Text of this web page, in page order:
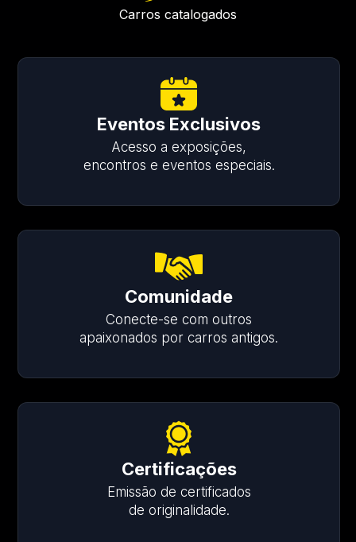
Carros catalogados
Eventos Exclusivos
Acesso a exposições,
encontros e eventos especiais.
Comunidade
Conecte-se com outros
apaixonados por carros antigos.
Certificações
Emissão de certificados
de originalidade.